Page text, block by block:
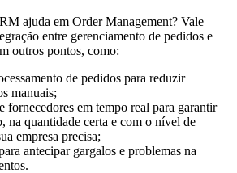
ajuda em Order Management? Vale
entre gerenciamento de pedidos e
outros pontos, como:
de pedidos para reduzir
manuais;
fornecedores em tempo real para garantir
na quantidade certa e com o nível de
empresa precisa;
antecipar gargalos e problemas na